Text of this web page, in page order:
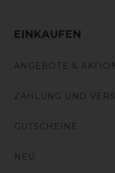
EINKAUFEN
ANGEBOTE &
ZAHLUNG UND
GUTSCHEINE
NEU